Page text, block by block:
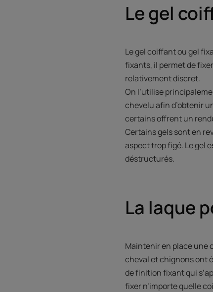
Le gel
Le gel coiffant ou gel
fixants, il permet de
relativement discret.
On l’utilise
chevelu afin d’obtenir
certains offrent un
Certains gels sont en
aspect trop figé. Le gel
déstructurés.
La laque
Maintenir en place une
cheval et chignons ont
de finition fixant qui
fixer n’importe quelle